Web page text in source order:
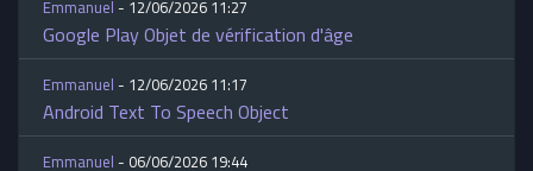
Emmanuel- 12/06/2026 11:27
Google Play Objet de vérification d'âge
Emmanuel- 12/06/2026 11:17
Android Text To Speech Object
Emmanuel- 06/06/2026 19:44